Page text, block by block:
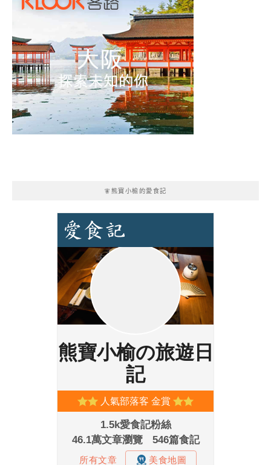
🧚熊寶小榆的愛食記